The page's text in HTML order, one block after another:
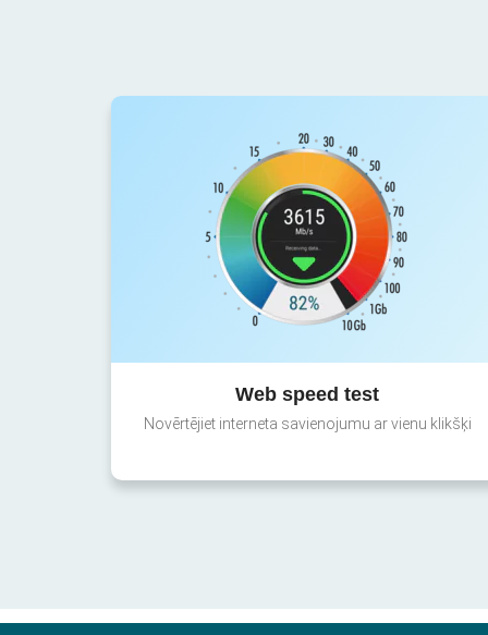
Web speed test
Novērtējiet interneta savienojumu ar vienu klikšķi